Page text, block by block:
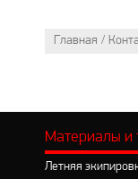
Главная
Материалы и
Летняя